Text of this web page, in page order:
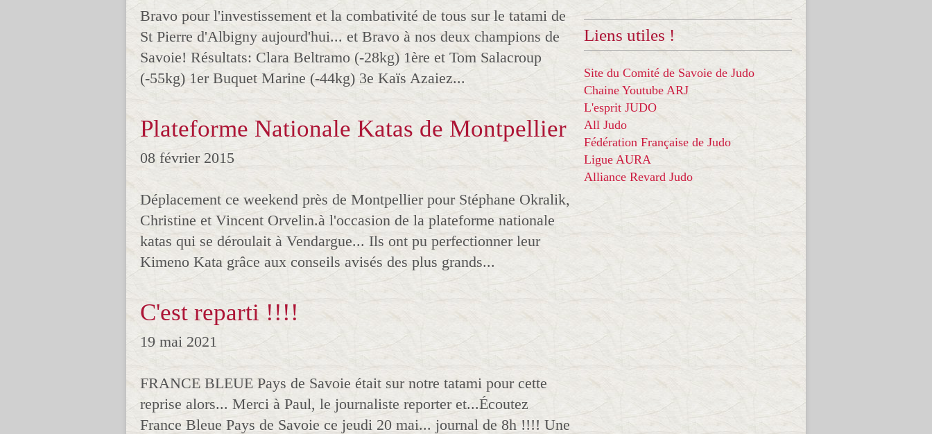
Bravo pour l'investissement et la combativité de tous sur le tatami de
St Pierre d'Albigny aujourd'hui... et Bravo à nos deux champions de
Savoie! Résultats: Clara Beltramo (-28kg) 1ère et Tom Salacroup
(-55kg) 1er Buquet Marine (-44kg) 3e Kaïs Azaiez...
Plateforme Nationale Katas de Montpellier
08 février 2015
Déplacement ce weekend près de Montpellier pour Stéphane Okralik,
Christine et Vincent Orvelin.à l'occasion de la plateforme nationale
katas qui se déroulait à Vendargue... Ils ont pu perfectionner leur
Kimeno Kata grâce aux conseils avisés des plus grands...
C'est reparti !!!!
19 mai 2021
FRANCE BLEUE Pays de Savoie était sur notre tatami pour cette
reprise alors... Merci à Paul, le journaliste reporter et...Écoutez
France Bleue Pays de Savoie ce jeudi 20 mai... journal de 8h !!!! Une
Liens utiles !
Site du Comité de Savoie de Judo
Chaine Youtube ARJ
L'esprit JUDO
All Judo
Fédération Française de Judo
Ligue AURA
Alliance Revard Judo